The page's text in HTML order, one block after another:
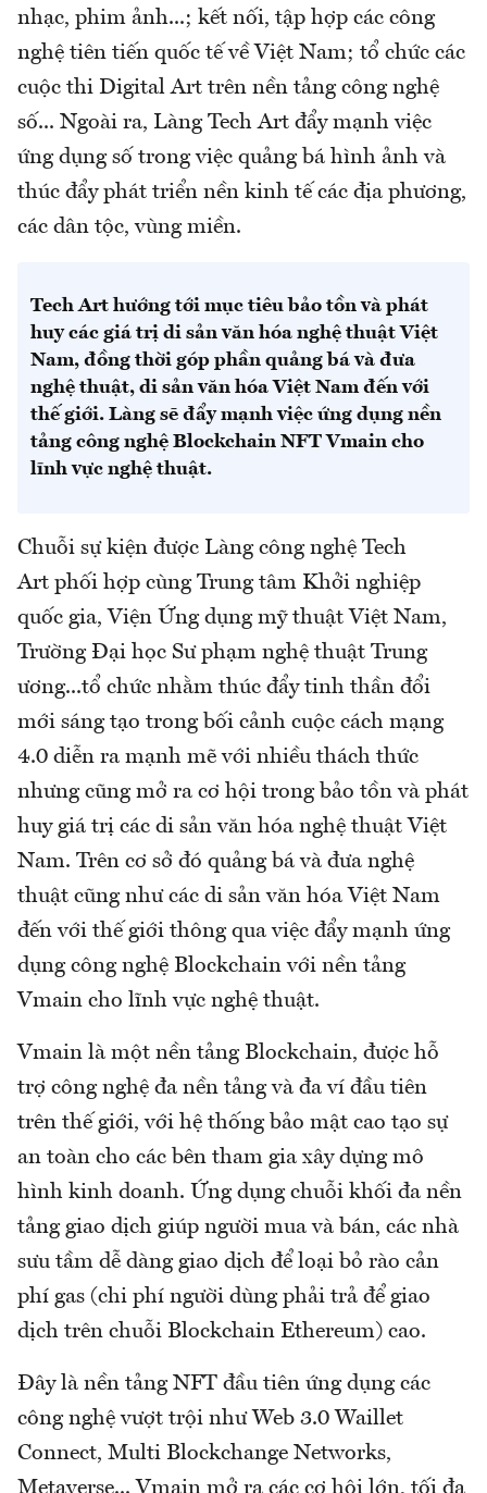
nhạc, phim ảnh...; kết nối, tập hợp các công
nghệ tiên tiến quốc tế về Việt Nam; tổ chức các
cuộc thi Digital Art trên nền tảng công nghệ
số... Ngoài ra, Làng Tech Art đẩy mạnh việc
ứng dụng số trong việc quảng bá hình ảnh và
thúc đẩy phát triển nền kinh tế các địa phương,
các dân tộc, vùng miền.
Tech Art hướng tới mục tiêu bảo tồn và phát
huy các giá trị di sản văn hóa nghệ thuật Việt
Nam, đồng thời góp phần quảng bá và đưa
nghệ thuật, di sản văn hóa Việt Nam đến với
thế giới. Làng sẽ đẩy mạnh việc ứng dụng nền
tảng công nghệ Blockchain NFT Vmain cho
lĩnh vực nghệ thuật.
Chuỗi sự kiện được Làng công nghệ Tech
Art phối hợp cùng Trung tâm Khởi nghiệp
quốc gia, Viện Ứng dụng mỹ thuật Việt Nam,
Trường Đại học Sư phạm nghệ thuật Trung
ương...tổ chức nhằm thúc đẩy tinh thần đổi
mới sáng tạo trong bối cảnh cuộc cách mạng
4.0 diễn ra mạnh mẽ với nhiều thách thức
nhưng cũng mở ra cơ hội trong bảo tồn và phát
huy giá trị các di sản văn hóa nghệ thuật Việt
Nam. Trên cơ sở đó quảng bá và đưa nghệ
thuật cũng như các di sản văn hóa Việt Nam
đến với thế giới thông qua việc đẩy mạnh ứng
dụng công nghệ Blockchain với nền tảng
Vmain cho lĩnh vực nghệ thuật.
Vmain là một nền tảng Blockchain, được hỗ
trợ công nghệ đa nền tảng và đa ví đầu tiên
trên thế giới, với hệ thống bảo mật cao tạo sự
an toàn cho các bên tham gia xây dựng mô
hình kinh doanh. Ứng dụng chuỗi khối đa nền
tảng giao dịch giúp người mua và bán, các nhà
sưu tầm dễ dàng giao dịch để loại bỏ rào cản
phí gas (chi phí người dùng phải trả để giao
dịch trên chuỗi Blockchain Ethereum) cao.
Đây là nền tảng NFT đầu tiên ứng dụng các
công nghệ vượt trội như Web 3.0 Waillet
Connect, Multi Blockchange Networks,